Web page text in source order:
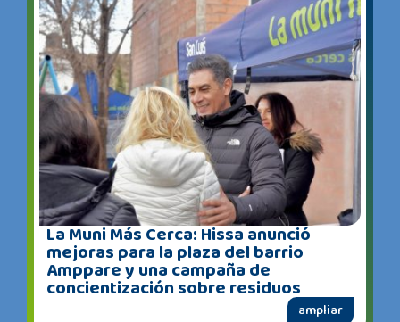
La Muni Más Cerca: Hissa anunció
mejoras para la plaza del barrio
Amppare y una campaña de
concientización sobre residuos
ampliar